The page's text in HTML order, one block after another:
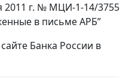
2011 г. № МЦИ-1-14/3755
в письме АРБ”
Банка России в